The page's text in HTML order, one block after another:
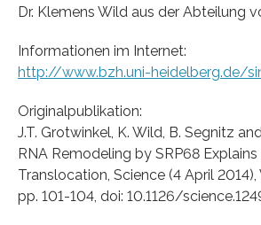
Dr. Klemens Wild aus der Abteilung
Informationen im Internet:
http://www.bzh.uni-heidelberg.de/
Originalpublikation:
J.T. Grotwinkel, K. Wild, B. Segnitz
RNA Remodeling by SRP68
Translocation, Science (4 April 2014),
pp. 101-104, doi: 10.1126/